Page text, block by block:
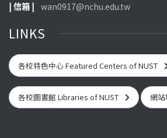
| 信箱 | wan0917@nchu.edu.tw
LINKS
各校特色中心 Featured Centers of NUST
各校圖書館 Libraries of NUST 網